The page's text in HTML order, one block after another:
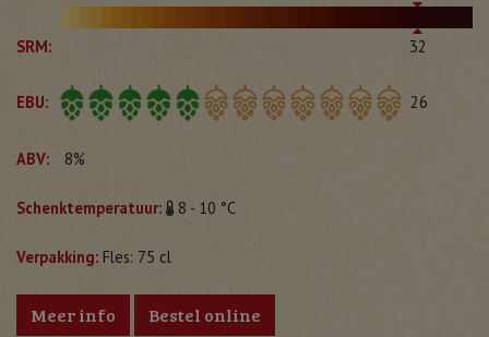
SRM: 32
EBU: 26
ABV: 8%
Schenktemperatuur: 8 - 10 °C
Verpakking: Fles: 75 cl
Meer info Bestel online